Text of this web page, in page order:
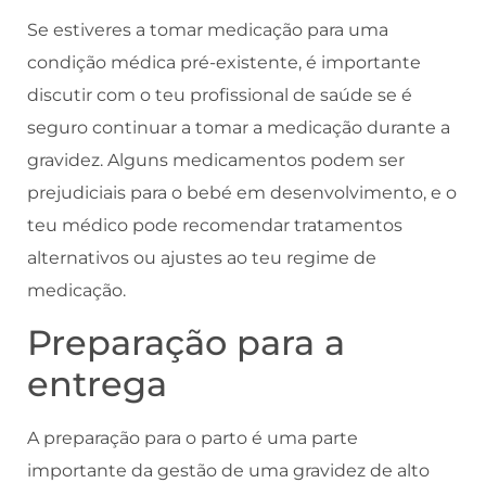
Se estiveres a tomar medicação para uma
condição médica pré-existente, é importante
discutir com o teu profissional de saúde se é
seguro continuar a tomar a medicação durante a
gravidez. Alguns medicamentos podem ser
prejudiciais para o bebé em desenvolvimento, e o
teu médico pode recomendar tratamentos
alternativos ou ajustes ao teu regime de
medicação.
Preparação para a
entrega
A preparação para o parto é uma parte
importante da gestão de uma gravidez de alto